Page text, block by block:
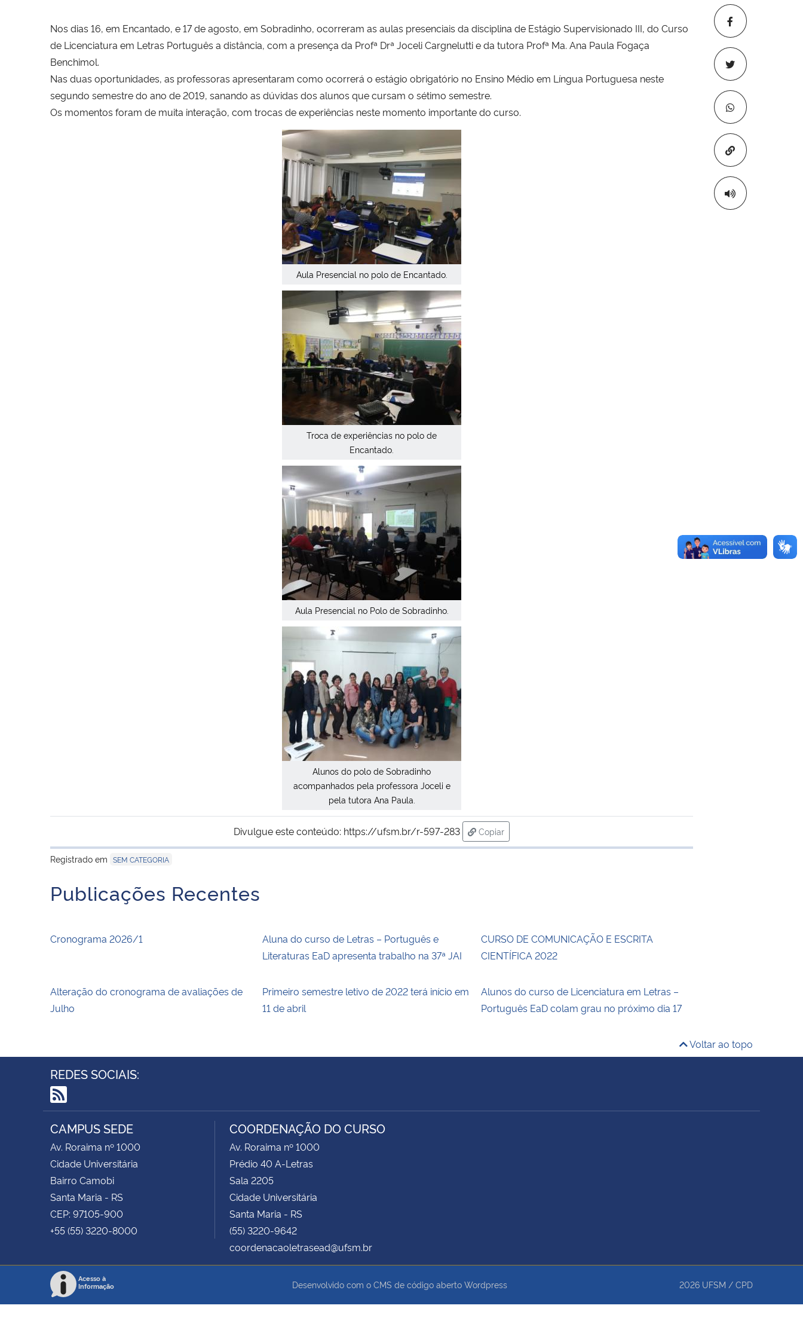
Copiar para
Nos dias 16, em Encantado, e 17 de agosto, em Sobradinho, ocorreram as aulas presenciais da disciplina de Estágio Supervisionado III, do Curso
de Licenciatura em Letras Português a distância, com a presença da Profª Drª Joceli Cargnelutti e da tutora Profª Ma. Ana Paula Fogaça
Benchimol.
Nas duas oportunidades, as professoras apresentaram como ocorrerá o estágio obrigatório no Ensino Médio em Língua Portuguesa neste
segundo semestre do ano de 2019, sanando as dúvidas dos alunos que cursam o sétimo semestre.
Os momentos foram de muita interação, com trocas de experiências neste momento importante do curso.
Aula Presencial no polo de Encantado.
Troca de experiências no polo de
Encantado.
Aula Presencial no Polo de Sobradinho.
Alunos do polo de Sobradinho
acompanhados pela professora Joceli e
pela tutora Ana Paula.
Divulgue este conteúdo: https://ufsm.br/r-597-283
Copiar
para área de transferência
Registrado em SEM CATEGORIA
Publicações Recentes
Cronograma 2026/1
Aluna do curso de Letras – Português e
Literaturas EaD apresenta trabalho na 37ª JAI
CURSO DE COMUNICAÇÃO E ESCRITA
CIENTÍFICA 2022
Alteração do cronograma de avaliações de
Julho
Primeiro semestre letivo de 2022 terá início em
11 de abril
Alunos do curso de Licenciatura em Letras –
Português EaD colam grau no próximo dia 17
Voltar ao topo
REDES SOCIAIS:
RSS
CAMPUS SEDE
Av. Roraima nº 1000
Cidade Universitária
Bairro Camobi
Santa Maria - RS
CEP: 97105-900
+55 (55) 3220-8000
COORDENAÇÃO DO CURSO
Av. Roraima nº 1000
Prédio 40 A-Letras
Sala 2205
Cidade Universitária
Santa Maria - RS
(55) 3220-9642
coordenacaoletrasead@ufsm.br
Acesso à
Informação
Desenvolvido com o CMS de código aberto Wordpress 2026 UFSM / CPD